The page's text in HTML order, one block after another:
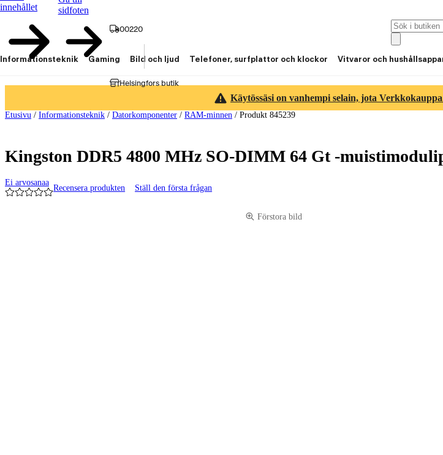
innehållet
sidfoten
00220
Helsingfors butik
Informationsteknik Gaming Bild och ljud Telefoner, surfplattor och klockor Vitvaror och
Käytössäsi on vanhempi selain, jota
Etusivu / Informationsteknik / Datorkomponenter / RAM-minnen / Produkt 845239
Kingston DDR5 4800 MHz SO-DIMM 64 Gt -
Ei arvosanaa
Recensera produkten Ställ den första frågan
Förstora bild